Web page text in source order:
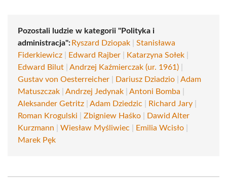
Pozostali ludzie w kategorii "Polityka i
administracja": Ryszard Dziopak
Stanisława
Fiderkiewicz
Edward Rajber Katarzyna Sołek
Edward Bilut
Andrzej Kaźmierczak (ur. 1961)
Gustav von Oesterreicher
Dariusz Dziadzio
Adam
Matuszczak
Andrzej Jedynak Antoni Bomba
Aleksander Getritz
Adam Dziedzic Richard Jary
Roman Krogulski
Zbigniew Haśko
Dawid Alter
Kurzmann
Wiesław Myśliwiec Emilia Wcisło
Marek Pęk